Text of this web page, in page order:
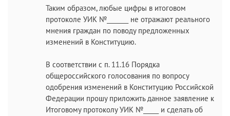
Таким образом, любые цифры в итоговом
протоколе УИК №_______ не отражают реального
мнения граждан по поводу предложенных
изменений в Конституцию.
В соответствии с п. 11.16 Порядка
общероссийского голосования по вопросу
одобрения изменений в Конституцию Российской
Федерации прошу приложить данное заявление к
Итоговому протоколу УИК №_____ и сделать об